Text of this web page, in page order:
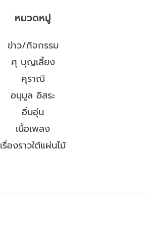
หมวดหมู่
ข่าว/กิจกรรม
ศุ บุญเลี้ยง
ศุราณี
อนุมูล อิสระ
อิ่มอุ่น
เนื้อเพลง
เรื่องราวใต้แผ่นไม้